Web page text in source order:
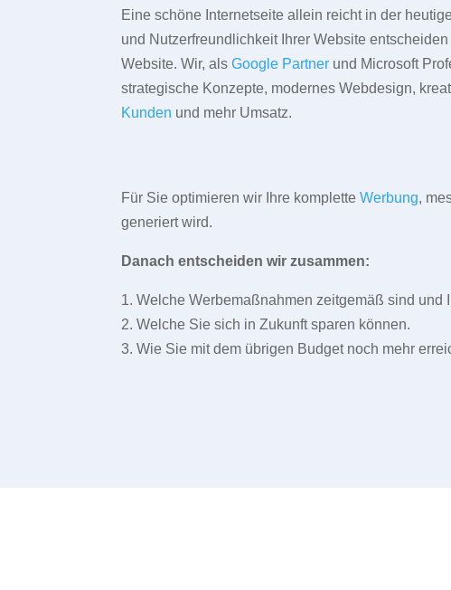
Eine schöne Internetseite allein reicht in der
und Nutzerfreundlichkeit Ihrer Website
Website. Wir, alsGoogle Partner und Microsoft
strategische Konzepte, modernes Webdesign,
Kunden und mehr Umsatz.
Für Sie optimieren wir Ihre kompletteWerbung,
generiert wird.
Danach entscheiden wir zusammen:
1. Welche Werbemaßnahmen zeitgemäß sind und
2. Welche Sie sich in Zukunft sparen können.
3. Wie Sie mit dem übrigen Budget noch mehr